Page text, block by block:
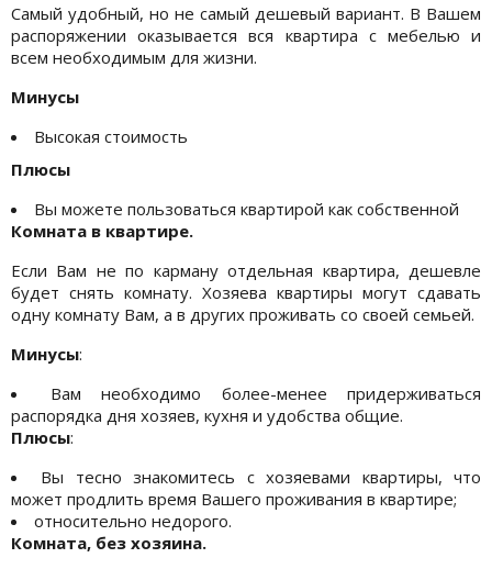
Самый удобный, но не самый дешевый вариант. В Вашем
распоряжении оказывается вся квартира с мебелью и
всем необходимым для жизни.
Минусы
Высокая стоимость
Плюсы
Вы можете пользоваться квартирой как собственной
Комната в квартире.
Если Вам не по карману отдельная квартира, дешевле
будет снять комнату. Хозяева квартиры могут сдавать
одну комнату Вам, а в других проживать со своей семьей.
Минусы:
Вам необходимо более-менее придерживаться
распорядка дня хозяев, кухня и удобства общие.
Плюсы:
Вы тесно знакомитесь с хозяевами квартиры, что
может продлить время Вашего проживания в квартире;
относительно недорого.
Комната, без хозяина.